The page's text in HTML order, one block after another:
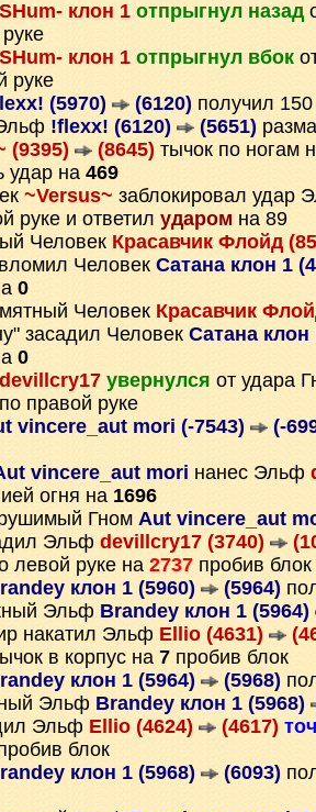
клон 1 отпрыгнул назад
клон 1 отпрыгнул вбок
руке
(5970) (6120) получил
!flexx! (6120) (5651)
(9395) (8645) тычок по ногам
удар на 469
~Versus~ заблокировал удар
руке и ответил ударом на 89
Человек Красавчик Флойд
Человек Сатана клон 1
0
Человек Красавчик
засадил Человек Сатана клон
0
devillcry17 увернулся от удара
по правой руке
vincere_aut mori (-7543)
(-
vincere_aut mori нанес Эльф
огня на 1696
Гном Aut vincere_aut
Эльф devillcry17 (3740)
левой руке на 2737 пробив блок
клон 1 (5960) (5964)
Эльф Brandey клон 1 (5964)
накатил Эльф Ellio (4631)
в корпус на 7 пробив блок
клон 1 (5964) (5968)
Эльф Brandey клон 1 (5968)
Эльф Ellio (4624) (4617)
блок
клон 1 (5968) (6093)